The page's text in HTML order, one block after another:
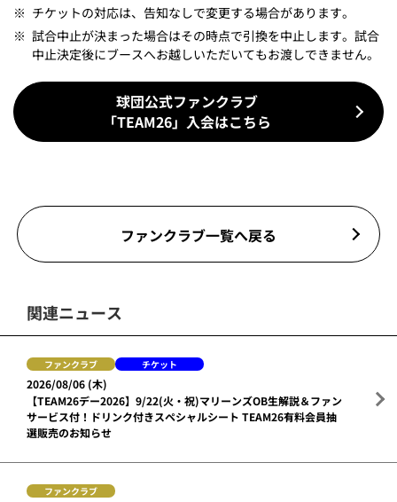
※ チケットの対応は、告知なしで変更する場合があります。
※ 試合中止が決まった場合はその時点で引換を中止します。試合
中止決定後にブースへお越しいただいてもお渡しできません。
球団公式ファンクラブ
「TEAM26」入会はこちら
ファンクラブ一覧へ戻る
関連ニュース
ファンクラブ チケット
2026/08/06 (木)
【TEAM26デー2026】9/22(火・祝)マリーンズOB生解説＆ファン
サービス付！ドリンク付きスペシャルシート TEAM26有料会員抽
選販売のお知らせ
ファンクラブ